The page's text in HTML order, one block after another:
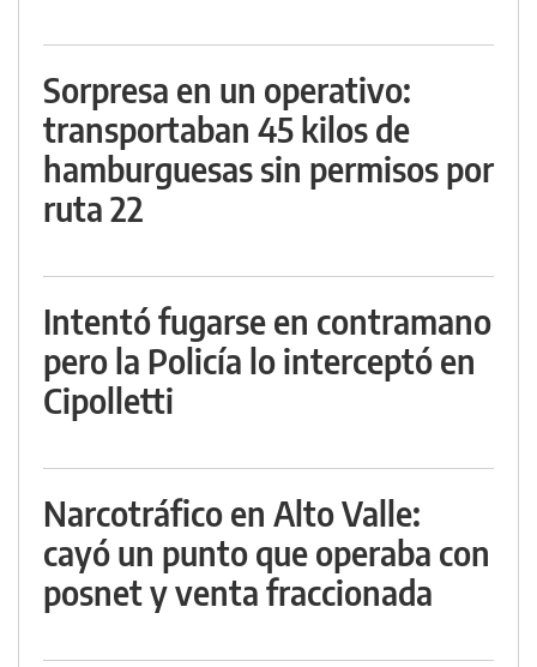
Sorpresa en un operativo:
transportaban 45 kilos de
hamburguesas sin permisos por
ruta 22
Intentó fugarse en contramano
pero la Policía lo interceptó en
Cipolletti
Narcotráfico en Alto Valle:
cayó un punto que operaba con
posnet y venta fraccionada